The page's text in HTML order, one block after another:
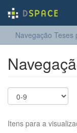
Navegação Teses
Itens para a